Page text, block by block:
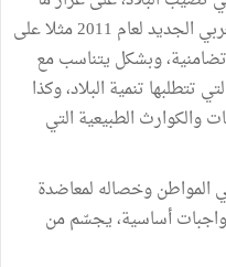
تضمنه مثلا الفصل 40 من الدستور المغربي الجديد لعام 2011 مثلا على
وبشكل يتناسب مع
تتطلبها تنمية البلاد، وكذا
والكوارث الطبيعية التي
المواطن وخصاله لمعاضدة
أساسية، يجسّم من